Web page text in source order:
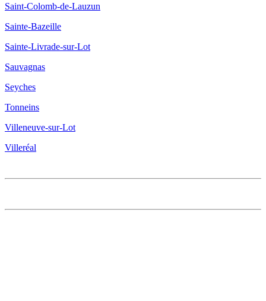
Saint-Colomb-de-Lauzun
Sainte-Bazeille
Sainte-Livrade-sur-Lot
Sauvagnas
Seyches
Tonneins
Villeneuve-sur-Lot
Villeréal